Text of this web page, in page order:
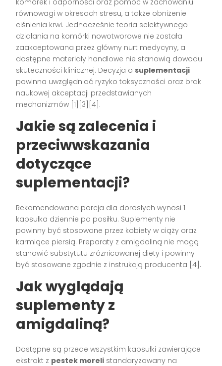
równowagi w okresach stresu, a także obniżenie
ciśnienia krwi. Jednocześnie teoria selektywnego
działania na komórki nowotworowe nie została
zaakceptowana przez główny nurt medycyny, a
dostępne materiały handlowe nie stanowią dowodu
skuteczności klinicznej. Decyzja o suplementacji
powinna uwzględniać ryzyko toksyczności oraz brak
naukowej akceptacji przedstawianych
mechanizmów [1][3][4].
Jakie są zalecenia i
przeciwwskazania
dotyczące
suplementacji?
Rekomendowana porcja dla dorosłych wynosi 1
kapsułka dziennie po posiłku. Suplementy nie
powinny być stosowane przez kobiety w ciąży oraz
karmiące piersią. Preparaty z amigdaliną nie mogą
stanowić substytutu zróżnicowanej diety i powinny
być stosowane zgodnie z instrukcją producenta [4].
Jak wyglądają
suplementy z
amigdaliną?
Dostępne są przede wszystkim kapsułki zawierające
ekstrakt z pestek moreli standaryzowany na